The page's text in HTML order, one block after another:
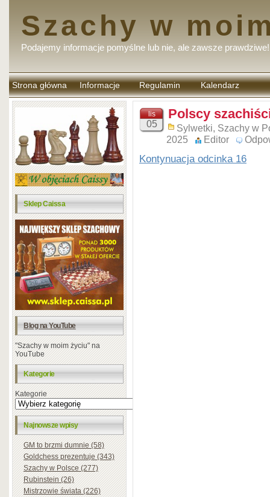
Szachy w
Podajemy informacje pomyślne lub nie, ale zawsze prawdziwe!
Strona główna Informacje Regulamin
komentarzy
Kalendarz
Sklep Caissa
Blog na YouTube
"Szachy w moim życiu" na
YouTube
Kategorie
Kategorie
Najnowsze wpisy
GM to brzmi dumnie (58)
Goldchess prezentuje (343)
Szachy w Polsce (277)
Rubinstein (26)
Mistrzowie świata (226)
lis
05
Polscy
Sylwetki, Szachy w
2025
Editor
Kontynuacja odcinka 16